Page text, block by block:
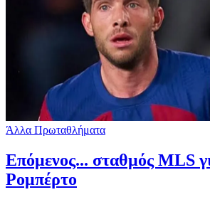
Άλλα Πρωταθλήματα
Επόμενος... σταθμός MLS
Ρομπέρτο